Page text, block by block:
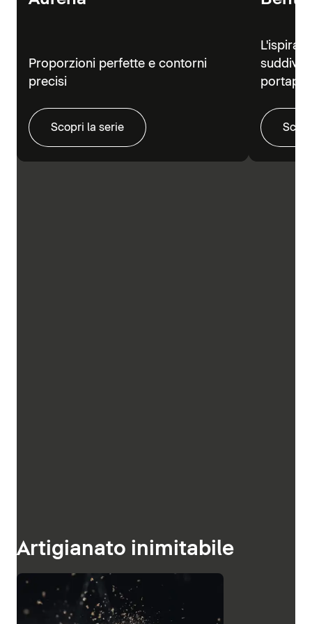
Proporzioni perfette e contorni
precisi
Scopri la serie
Artigianato inimitabile